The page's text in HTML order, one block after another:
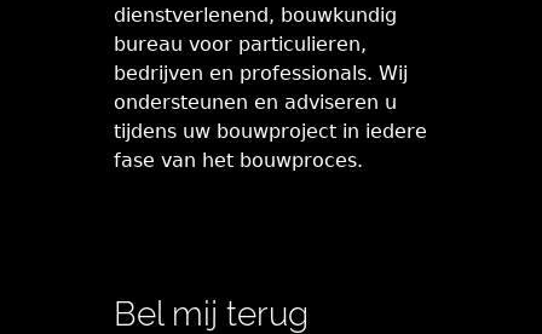
dienstverlenend, bouwkundig
bureau voor particulieren,
bedrijven en professionals. Wij
ondersteunen en adviseren u
tijdens uw bouwproject in iedere
fase van het bouwproces.
Bel mij terug